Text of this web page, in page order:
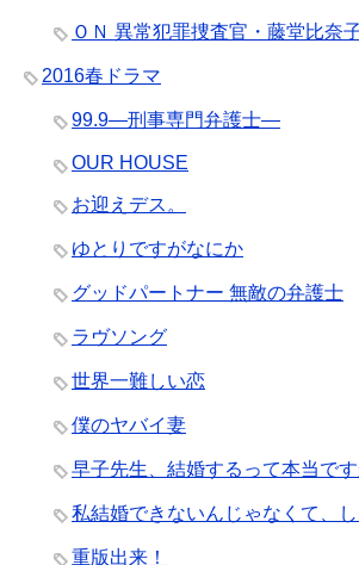
ＯＮ 異常犯罪捜査官・藤堂比奈
2016春ドラマ
99.9―刑事専門弁護士―
OUR HOUSE
お迎えデス。
ゆとりですがなにか
グッドパートナー 無敵の弁護士
ラヴソング
世界一難しい恋
僕のヤバイ妻
早子先生、結婚するって本当です
私結婚できないんじゃなくて、
重版出来！